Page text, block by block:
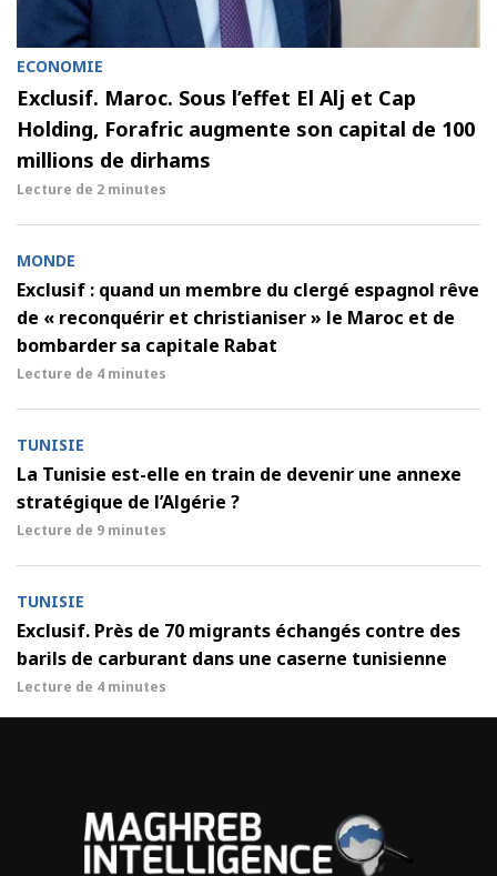
ECONOMIE
Exclusif. Maroc. Sous l’effet El Alj et Cap
Holding, Forafric augmente son capital de 100
millions de dirhams
Lecture de 2 minutes
MONDE
Exclusif : quand un membre du clergé espagnol rêve
de « reconquérir et christianiser » le Maroc et de
bombarder sa capitale Rabat
Lecture de 4 minutes
TUNISIE
La Tunisie est-elle en train de devenir une annexe
stratégique de l’Algérie ?
Lecture de 9 minutes
TUNISIE
Exclusif. Près de 70 migrants échangés contre des
barils de carburant dans une caserne tunisienne
Lecture de 4 minutes